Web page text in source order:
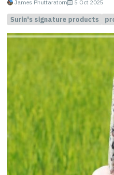
James Phuttaratorn 5 Oct 2025
Surin's signature products